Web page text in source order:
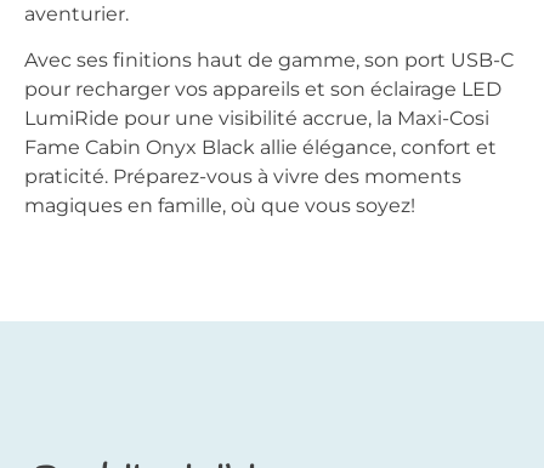
aventurier.
Avec ses finitions haut de gamme, son port USB-C
pour recharger vos appareils et son éclairage LED
LumiRide pour une visibilité accrue, la Maxi-Cosi
Fame Cabin Onyx Black allie élégance, confort et
praticité. Préparez-vous à vivre des moments
magiques en famille, où que vous soyez!